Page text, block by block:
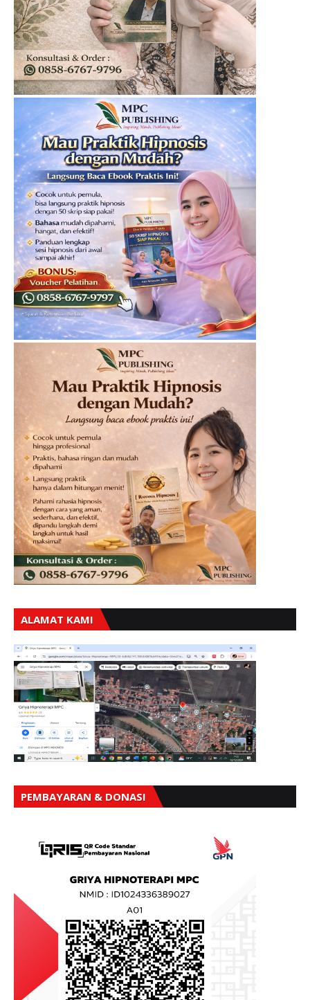
ALAMAT KAMI
PEMBAYARAN & DONASI